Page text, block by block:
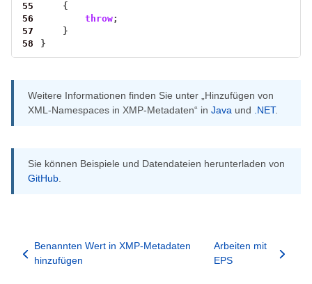
55
{
56
throw;
57
}
58
}
Weitere Informationen finden Sie unter „Hinzufügen von
XML-Namespaces in XMP-Metadaten“ in Java und .NET.
Sie können Beispiele und Datendateien herunterladen von
GitHub.
Benannten Wert in XMP-Metadaten
hinzufügen
Arbeiten mit
EPS